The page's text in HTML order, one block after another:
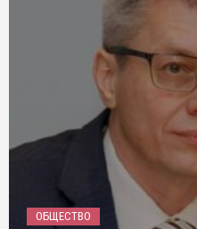
ОБЩЕСТВО